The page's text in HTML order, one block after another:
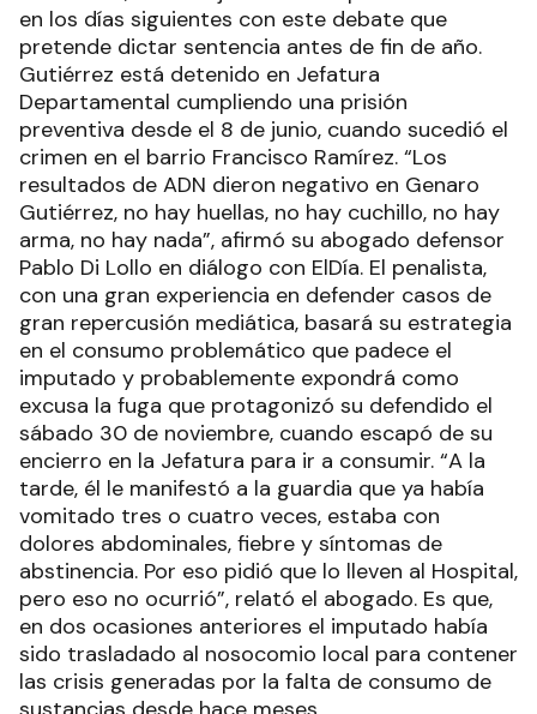
en los días siguientes con este debate que
pretende dictar sentencia antes de fin de año.
Gutiérrez está detenido en Jefatura
Departamental cumpliendo una prisión
preventiva desde el 8 de junio, cuando sucedió el
crimen en el barrio Francisco Ramírez. “Los
resultados de ADN dieron negativo en Genaro
Gutiérrez, no hay huellas, no hay cuchillo, no hay
arma, no hay nada”, afirmó su abogado defensor
Pablo Di Lollo en diálogo con ElDía. El penalista,
con una gran experiencia en defender casos de
gran repercusión mediática, basará su estrategia
en el consumo problemático que padece el
imputado y probablemente expondrá como
excusa la fuga que protagonizó su defendido el
sábado 30 de noviembre, cuando escapó de su
encierro en la Jefatura para ir a consumir. “A la
tarde, él le manifestó a la guardia que ya había
vomitado tres o cuatro veces, estaba con
dolores abdominales, fiebre y síntomas de
abstinencia. Por eso pidió que lo lleven al Hospital,
pero eso no ocurrió”, relató el abogado. Es que,
en dos ocasiones anteriores el imputado había
sido trasladado al nosocomio local para contener
las crisis generadas por la falta de consumo de